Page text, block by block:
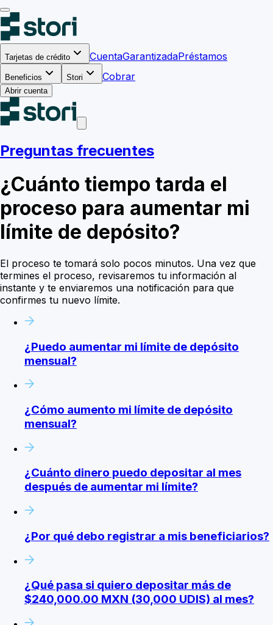
Tarjetas de crédito CuentaGarantizadaPréstamos
Beneficios Stori Cobrar
Abrir cuenta
Preguntas frecuentes
¿Cuánto tiempo tarda el
proceso para aumentar mi
límite de depósito?
El proceso te tomará solo pocos minutos. Una vez que
termines el proceso, revisaremos tu información al
instante y te enviaremos una notificación para que
confirmes tu nuevo límite.
¿Puedo aumentar mi límite de depósito
mensual?
¿Cómo aumento mi límite de depósito
mensual?
¿Cuánto dinero puedo depositar al mes
después de aumentar mi límite?
¿Por qué debo registrar a mis beneficiarios?
¿Qué pasa si quiero depositar más de
$240,000.00 MXN (30,000 UDIS) al mes?